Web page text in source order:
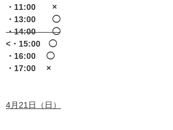
・11:00 ×
・13:00 ◯
・14:00 ◯
<・15:00 ◯
・16:00 ◯
・17:00 ×
4月21日（日）